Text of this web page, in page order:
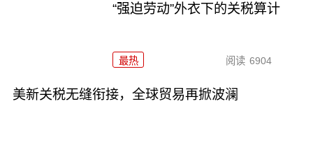
“强迫劳动”外衣下的关税算计
最热 阅读 6904
美新关税无缝衔接，全球贸易再掀波澜